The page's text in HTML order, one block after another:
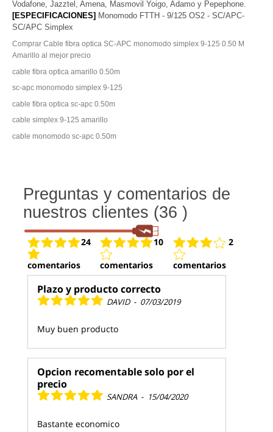
Vodafone, Jazztel, Amena, Masmovil Yoigo, Adamo y Pepephone.
[ESPECIFICACIONES] Monomodo FTTH - 9/125 OS2 - SC/APC-
SC/APC Simplex
Comprar Cable fibra optica SC-APC monomodo simplex 9-125 0.50 M
Amarillo al mejor precio
cable fibra optica amarillo 0.50m
sc-apc monomodo simplex 9-125
cable fibra optica sc-apc 0.50m
cable simplex 9-125 amarillo
cable monomodo sc-apc 0.50m
Preguntas y comentarios de
nuestros clientes (36 )
24
comentarios
10
comentarios
2
comentarios
Plazo y producto correcto
DAVID - 07/03/2019
Muy buen producto
Opcion recomentable solo por el
precio
SANDRA - 15/04/2020
Bastante economico